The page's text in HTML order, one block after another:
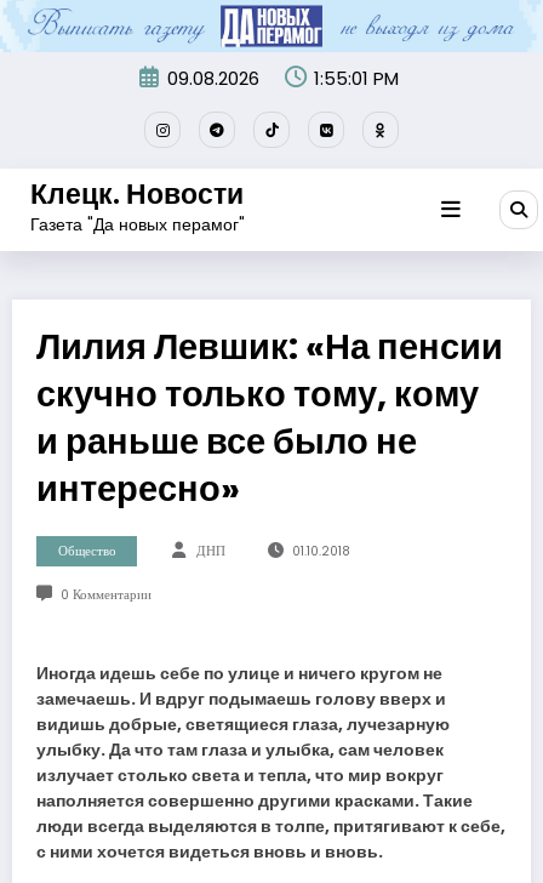
Перейти
к
содержимому
09.08.2026 1:55:02 PM
Клецк. Новости
Газета "Да новых перамог"
Лилия Левшик: «На пенсии
скучно только тому, кому
и раньше все было не
интересно»
Общество ДНП 01.10.2018
0 Комментарии
Иногда идешь себе по улице и ничего кругом не
замечаешь. И вдруг подымаешь голову вверх и
видишь добрые, светящиеся глаза, лучезарную
улыбку. Да что там глаза и улыбка, сам человек
излучает столько света и тепла, что мир вокруг
наполняется совершенно другими красками. Такие
люди всегда выделяются в толпе, притягивают к себе,
с ними хочется видеться вновь и вновь.